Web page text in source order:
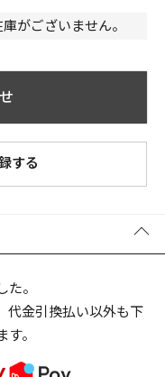
新作
で検索する
がございません。
する
。
代金引換払い以外も下
。